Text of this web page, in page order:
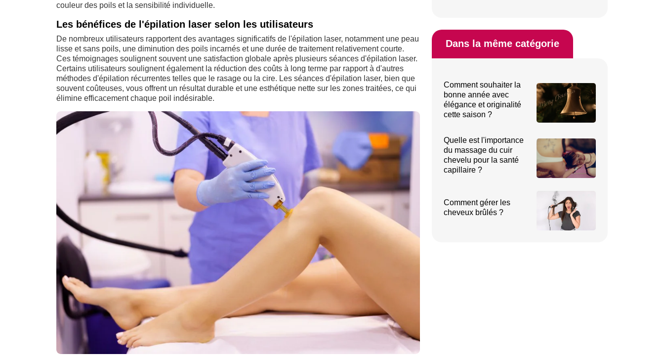
couleur des poils et la sensibilité individuelle.
Les bénéfices de l'épilation laser selon les utilisateurs
De nombreux utilisateurs rapportent des avantages significatifs de l'épilation laser, notamment une peau
lisse et sans poils, une diminution des poils incarnés et une durée de traitement relativement courte.
Ces témoignages soulignent souvent une satisfaction globale après plusieurs séances d'épilation laser.
Certains utilisateurs soulignent également la réduction des coûts à long terme par rapport à d'autres
méthodes d'épilation récurrentes telles que le rasage ou la cire. Les séances d'épilation laser, bien que
souvent coûteuses, vous offrent un résultat durable et une esthétique nette sur les zones traitées, ce qui
élimine efficacement chaque poil indésirable.
Dans la même catégorie
Comment souhaiter la
bonne année avec
élégance et originalité
cette saison ?
Quelle est l'importance
du massage du cuir
chevelu pour la santé
capillaire ?
Comment gérer les
cheveux brûlés ?